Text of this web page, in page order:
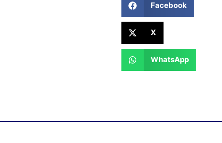
Facebook
X
WhatsApp